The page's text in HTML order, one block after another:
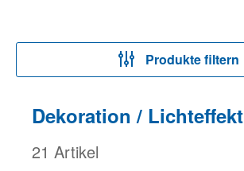
Produkte filtern
Dekoration / Lichteffekt
21 Artikel